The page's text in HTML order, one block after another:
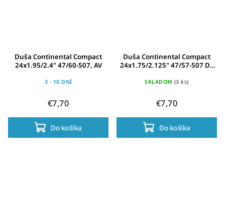
Duša Continental Compact
24x1.95/2.4" 47/60-507, AV
3 - 10 DNÍ
€7,70
Do košíka
Duša Continental Compact
24x1.75/2.125" 47/57-507 DV
SKLADOM (3 ks)
€7,70
Do košíka